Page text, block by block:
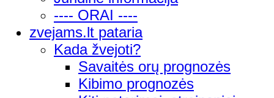
---- ORAI ----
zvejams.lt pataria
Kada žvejoti?
Savaitės orų prognozės
Kibimo prognozės